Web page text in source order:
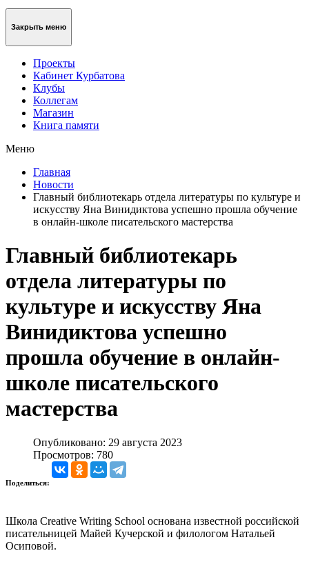
Закрыть меню
Проекты
Кабинет Курбатова
Клубы
Коллегам
Магазин
Книга памяти
Меню
Главная
Новости
Главный библиотекарь отдела литературы по культуре и
искусству Яна Винидиктова успешно прошла обучение
в онлайн-школе писательского мастерства
Главный библиотекарь
отдела литературы по
культуре и искусству Яна
Винидиктова успешно
прошла обучение в онлайн-
школе писательского
мастерства
Опубликовано: 29 августа 2023
Просмотров: 780
Поделиться:
Школа Creative Writing School основана известной российской
писательницей Майей Кучерской и филологом Натальей
Осиповой.